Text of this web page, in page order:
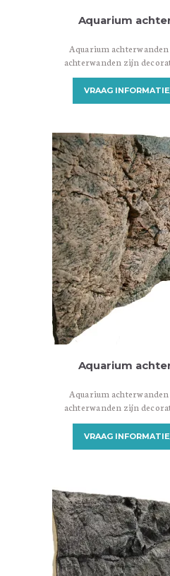
Aquarium
Aquarium
achterwanden zijn
de achterkant van een
geplaatst om een
creëren. Ze zijn
uitstraling te geven.
soorten aquarium
variërend in
VRAAG
Aquarium
Aquarium
achterwanden zijn
geplaatst om een
creëren. Ze zijn
soorten aquarium
variërend in
VRAAG